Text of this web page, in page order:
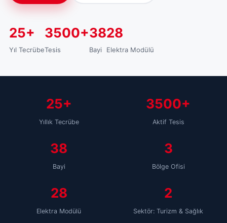
25+
Yıl Tecrübe
3500+
Tesis
38
Bayi
28
Elektra Modülü
25+
Yıllık Tecrübe
3500+
Aktif Tesis
38
Bayi
3
Bölge Ofisi
28
Elektra Modülü
2
Sektör: Turizm & Sağlık